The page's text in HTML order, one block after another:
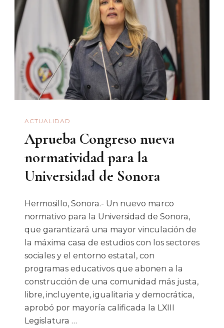
ACTUALIDAD
Aprueba Congreso nueva
normatividad para la
Universidad de Sonora
Hermosillo, Sonora.- Un nuevo marco
normativo para la Universidad de Sonora,
que garantizará una mayor vinculación de
la máxima casa de estudios con los sectores
sociales y el entorno estatal, con
programas educativos que abonen a la
construcción de una comunidad más justa,
libre, incluyente, igualitaria y democrática,
aprobó por mayoría calificada la LXIII
Legislatura …